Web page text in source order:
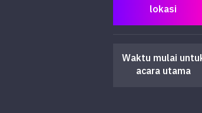
lokasi
Waktu mulai
acara utama